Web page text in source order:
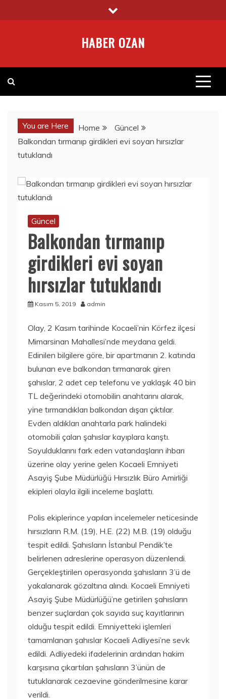
to
HABER OZAN
You are Here Home
Güncel
Balkondan tırmanıp girdikleri evi soyan hırsızlar
tutuklandı
Güncel
Balkondan tırmanıp
girdikleri evi soyan
hırsızlar tutuklandı
Kasım 5, 2019 admin
Olay, 2 Kasım tarihinde Kocaeli’nin Körfez ilçesi
Mimarsinan Mahallesi’nde meydana geldi.
Edinilen bilgilere göre, bir apartmanın 2. katında
bulunan eve balkondan tırmanarak giren
şahıslar, 2 adet cep telefonu ve yaklaşık 40 bin
TL değerindeki otomobilin anahtarını alarak,
yine tırmandıkları balkondan dışarı çıktılar.
Evden aldıkları anahtarla park halindeki
otomobili çalan şahıslar kayıplara karıştı.
Soyulduklarını fark eden vatandaşların ihbarı
üzerine olay yerine gelen Kocaeli Emniyeti
Asayiş Şube Müdürlüğü Hırsızlık Büro Amirliği
ekipleri olayla ilgili inceleme başlattı.
Polis ekiplerince yapılan incelemeler neticesinde
hırsızların R.M. (19), H.E. (22) M.B. (19) olduğu
tespit edildi. Şahısların İstanbul Pendik’te
belirlenen adreslerine operasyon düzenlendi.
Gerçekleştirilen operasyonda şahısların 3’ü de
yakalanarak gözaltına alındı. Kocaeli Emniyeti
Asayiş Şube Müdürlüğü’ne getirilen şahısların
benzer suçlardan çok sayıda suç kayıtlarının
olduğu tespit edildi. Emniyetteki işlemleri
tamamlanan şahıslar Kocaeli Adliyesi’ne sevk
edildi. Adliyedeki ifadelerinin ardından hakim
karşısına çıkartılan şahısların 3’ünün de
tutuklanarak cezaevine gönderilmesine karar
verildi.